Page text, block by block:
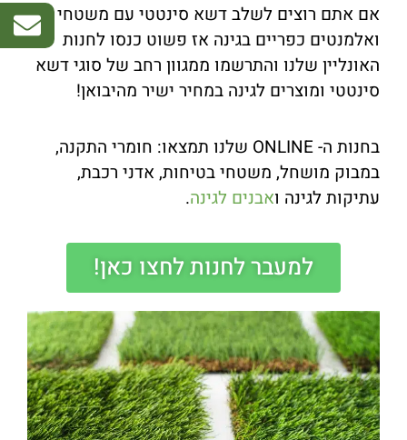
אם אתם רוצים לשלב דשא סינטטי עם משטחי עץ
ואלמנטים כפריים בגינה אז פשוט כנסו לחנות
האונליין שלנו והתרשמו ממגוון רחב של סוגי דשא
סינטטי ומוצרים לגינה במחיר ישיר מהיבואן!
בחנות ה- ONLINE שלנו תמצאו: חומרי התקנה,
במבוק מושחל, משטחי בטיחות, אדני רכבת,
עתיקות לגינה ואבנים לגינה.
למעבר לחנות לחצו כאן!